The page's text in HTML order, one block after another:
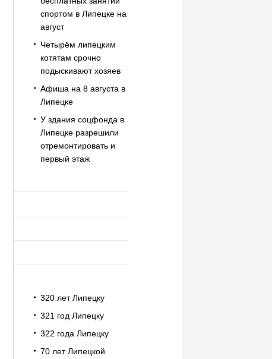
спортом в Липецке на
август
Четырём липецким
котятам срочно
подыскивают хозяев
Афиша на 8 августа в
Липецке
У здания соцфонда в
Липецке разрешили
отремонтировать и
первый этаж
320 лет Липецку
321 год Липецку
322 года Липецку
70 лет Липецкой